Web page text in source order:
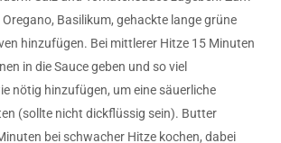
Basilikum, gehackte lange grüne
hinzufügen. Bei mittlerer Hitze 15 Minuten
in die Sauce geben und so viel
nötig hinzufügen, um eine säuerliche
(sollte nicht dickflüssig sein). Butter
bei schwacher Hitze kochen, dabei